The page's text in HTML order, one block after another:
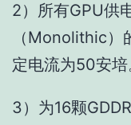
2）所有GPU供
（Monolithic
定电流为50安培
3）为16颗